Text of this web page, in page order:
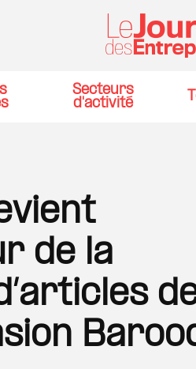
Secteurs
d'activité
de la